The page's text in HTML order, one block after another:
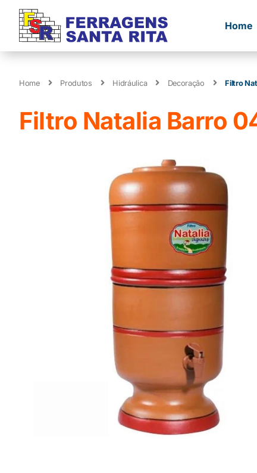
Home
Home Produtos Hidráulica Decoração Filtro
Filtro Natalia Barro